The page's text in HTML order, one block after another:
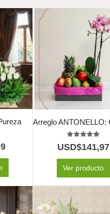
5.00
USD$141,97
Ver producto